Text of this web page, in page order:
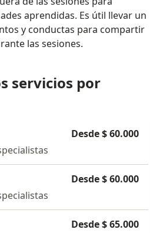
aprendidas. Es útil llevar un
y conductas para compartir
las sesiones.
servicios por
Desde $ 60.000
Desde $ 60.000
Desde $ 65.000